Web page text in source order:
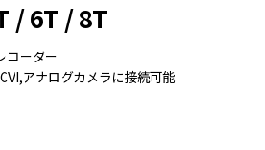
/ 6T / 8T
コーダー
アナログカメラに接続可能